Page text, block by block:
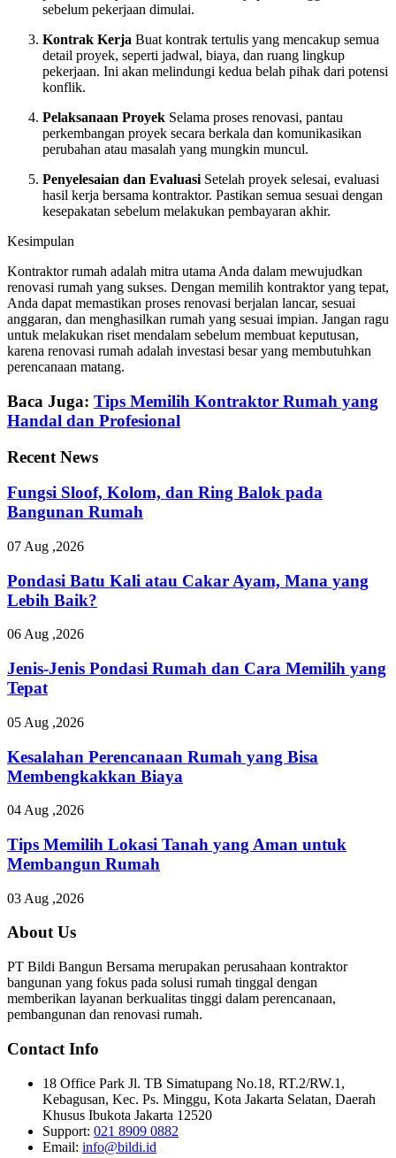
sebelum pekerjaan dimulai.
Kontrak Kerja Buat kontrak tertulis yang mencakup semua
detail proyek, seperti jadwal, biaya, dan ruang lingkup
pekerjaan. Ini akan melindungi kedua belah pihak dari potensi
konflik.
Pelaksanaan Proyek Selama proses renovasi, pantau
perkembangan proyek secara berkala dan komunikasikan
perubahan atau masalah yang mungkin muncul.
Penyelesaian dan Evaluasi Setelah proyek selesai, evaluasi
hasil kerja bersama kontraktor. Pastikan semua sesuai dengan
kesepakatan sebelum melakukan pembayaran akhir.
Kesimpulan
Kontraktor rumah adalah mitra utama Anda dalam mewujudkan
renovasi rumah yang sukses. Dengan memilih kontraktor yang tepat,
Anda dapat memastikan proses renovasi berjalan lancar, sesuai
anggaran, dan menghasilkan rumah yang sesuai impian. Jangan ragu
untuk melakukan riset mendalam sebelum membuat keputusan,
karena renovasi rumah adalah investasi besar yang membutuhkan
perencanaan matang.
Baca Juga: Tips Memilih Kontraktor Rumah yang
Handal dan Profesional
Recent News
Fungsi Sloof, Kolom, dan Ring Balok pada
Bangunan Rumah
07 Aug ,2026
Pondasi Batu Kali atau Cakar Ayam, Mana yang
Lebih Baik?
06 Aug ,2026
Jenis-Jenis Pondasi Rumah dan Cara Memilih yang
Tepat
05 Aug ,2026
Kesalahan Perencanaan Rumah yang Bisa
Membengkakkan Biaya
04 Aug ,2026
Tips Memilih Lokasi Tanah yang Aman untuk
Membangun Rumah
03 Aug ,2026
About Us
PT Bildi Bangun Bersama merupakan perusahaan kontraktor
bangunan yang fokus pada solusi rumah tinggal dengan
memberikan layanan berkualitas tinggi dalam perencanaan,
pembangunan dan renovasi rumah.
Contact Info
18 Office Park Jl. TB Simatupang No.18, RT.2/RW.1,
Kebagusan, Kec. Ps. Minggu, Kota Jakarta Selatan, Daerah
Khusus Ibukota Jakarta 12520
Support: 021 8909 0882
Email: info@bildi.id